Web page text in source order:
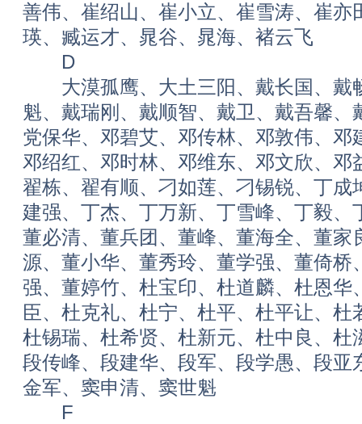
善伟、崔绍山、崔小立、崔雪涛、崔亦
瑛、臧运才、晁谷、晁海、褚云飞
D
大漠孤鹰、大土三阳、戴长国、戴
魁、戴瑞刚、戴顺智、戴卫、戴吾馨、
党保华、邓碧艾、邓传林、邓敦伟、邓
邓绍红、邓时林、邓维东、邓文欣、邓
翟栋、翟有顺、刁如莲、刁锡锐、丁成
建强、丁杰、丁万新、丁雪峰、丁毅、
董必清、董兵团、董峰、董海全、董家
源、董小华、董秀玲、董学强、董倚桥
强、董婷竹、杜宝印、杜道麟、杜恩华
臣、杜克礼、杜宁、杜平、杜平让、杜
杜锡瑞、杜希贤、杜新元、杜中良、杜
段传峰、段建华、段军、段学愚、段亚
金军、窦申清、窦世魁
F